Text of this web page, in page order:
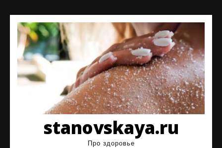
содержимому
stanovskaya.ru
Про здоровье